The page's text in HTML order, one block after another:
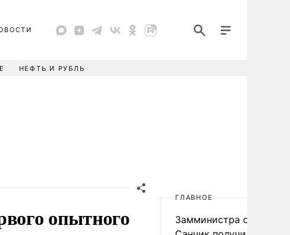
НЕФТЬ И РУБЛЬ
опытного
ГЛАВНОЕ
Замминистра обороны